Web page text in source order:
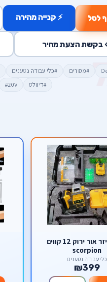
לסל ⚡ קנייה מהירה
בקשת הצעת מחיר
#מסורים #כלי עבודה נטענים
#דיוולט
#20V
פלס לייזר אור ירוק 12 קווים
scorpion
כלי עבודה נטענים
₪399